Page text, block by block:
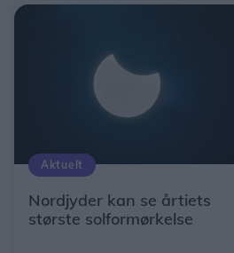
Aktuelt
Nordjyder kan se årtiets
største solformørkelse